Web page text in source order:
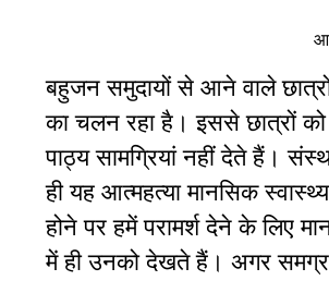
बहुजन समुदायों से आने वाले छात्रों
का चलन रहा है। इससे छात्रों
पाठ्य सामग्रियां नहीं देते हैं।
ही यह आत्महत्या मानसिक
होने पर हमें परामर्श देने के लिए
में ही उनको देखते हैं। अगर